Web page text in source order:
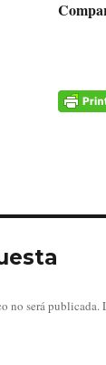
no será publicada.